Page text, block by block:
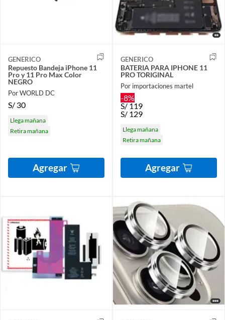
GENERICO
Repuesto Bandeja iPhone 11
Pro y 11 Pro Max Color
NEGRO
Por WORLD DC
S/ 30
Llega mañana
Retira mañana
Agregar
GENERICO
BATERIA PARA IPHONE 11
PRO TORIGINAL
Por importaciones martel
-8%
S/119
S/ 129
Llega mañana
Retira mañana
Agregar